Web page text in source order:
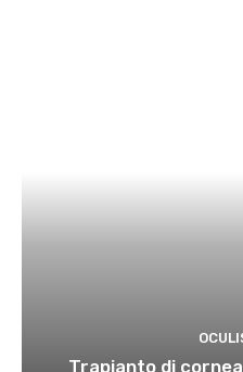
Trapianto di